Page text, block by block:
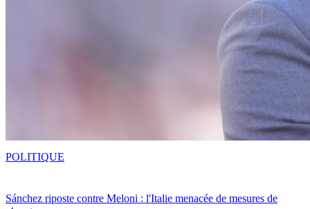
Sánchez riposte contre Meloni : l'Italie menacée de mesures de
POLITIQUE